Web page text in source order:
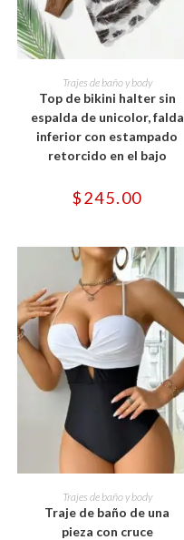
SELECCIONAR OPCIONES
producto
tiene
múltiples
variantes.
opciones
se
en
la
producto
Trajes de baño y body
Top de bikini halter sin
espalda de unicolor, falda
inferior con estampado
retorcido en el bajo
$245.00
SELECCIONAR OPCIONES
Este
producto
tiene
múltiples
variantes.
Trajes de baño y body
Traje de baño de una
pieza con cruce